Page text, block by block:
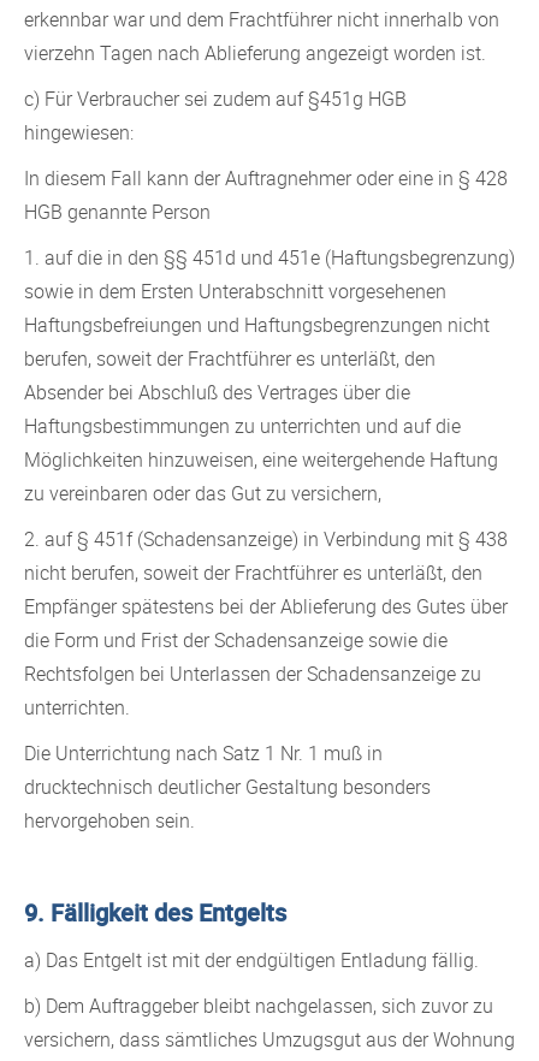
erkennbar war und dem Frachtführer nicht innerhalb von
vierzehn Tagen nach Ablieferung angezeigt worden ist.
c) Für Verbraucher sei zudem auf §451g HGB
hingewiesen:
In diesem Fall kann der Auftragnehmer oder eine in § 428
HGB genannte Person
1. auf die in den §§ 451d und 451e (Haftungsbegrenzung)
sowie in dem Ersten Unterabschnitt vorgesehenen
Haftungsbefreiungen und Haftungsbegrenzungen nicht
berufen, soweit der Frachtführer es unterläßt, den
Absender bei Abschluß des Vertrages über die
Haftungsbestimmungen zu unterrichten und auf die
Möglichkeiten hinzuweisen, eine weitergehende Haftung
zu vereinbaren oder das Gut zu versichern,
2. auf § 451f (Schadensanzeige) in Verbindung mit § 438
nicht berufen, soweit der Frachtführer es unterläßt, den
Empfänger spätestens bei der Ablieferung des Gutes über
die Form und Frist der Schadensanzeige sowie die
Rechtsfolgen bei Unterlassen der Schadensanzeige zu
unterrichten.
Die Unterrichtung nach Satz 1 Nr. 1 muß in
drucktechnisch deutlicher Gestaltung besonders
hervorgehoben sein.
9. Fälligkeit des Entgelts
a) Das Entgelt ist mit der endgültigen Entladung fällig.
b) Dem Auftraggeber bleibt nachgelassen, sich zuvor zu
versichern, dass sämtliches Umzugsgut aus der Wohnung